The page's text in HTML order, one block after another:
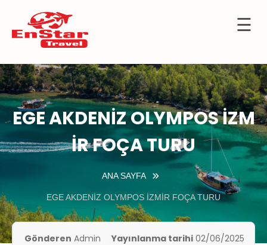
İçeriğe
☰
KIBRIS
EGE AKDENİZ OLYMPOS İZM
İR FOÇA TURU
ANA SAYFA
EGE AKDENİZ OLYMPOS İZMİR FOÇA TURU
Gönderen Admin Yayınlanma tarihi 02/06/2025